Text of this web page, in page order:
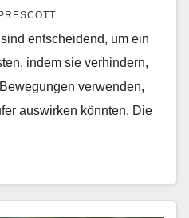
entscheidend, um ein
indem sie verhindern,
verwenden,
auswirken könnten. Die